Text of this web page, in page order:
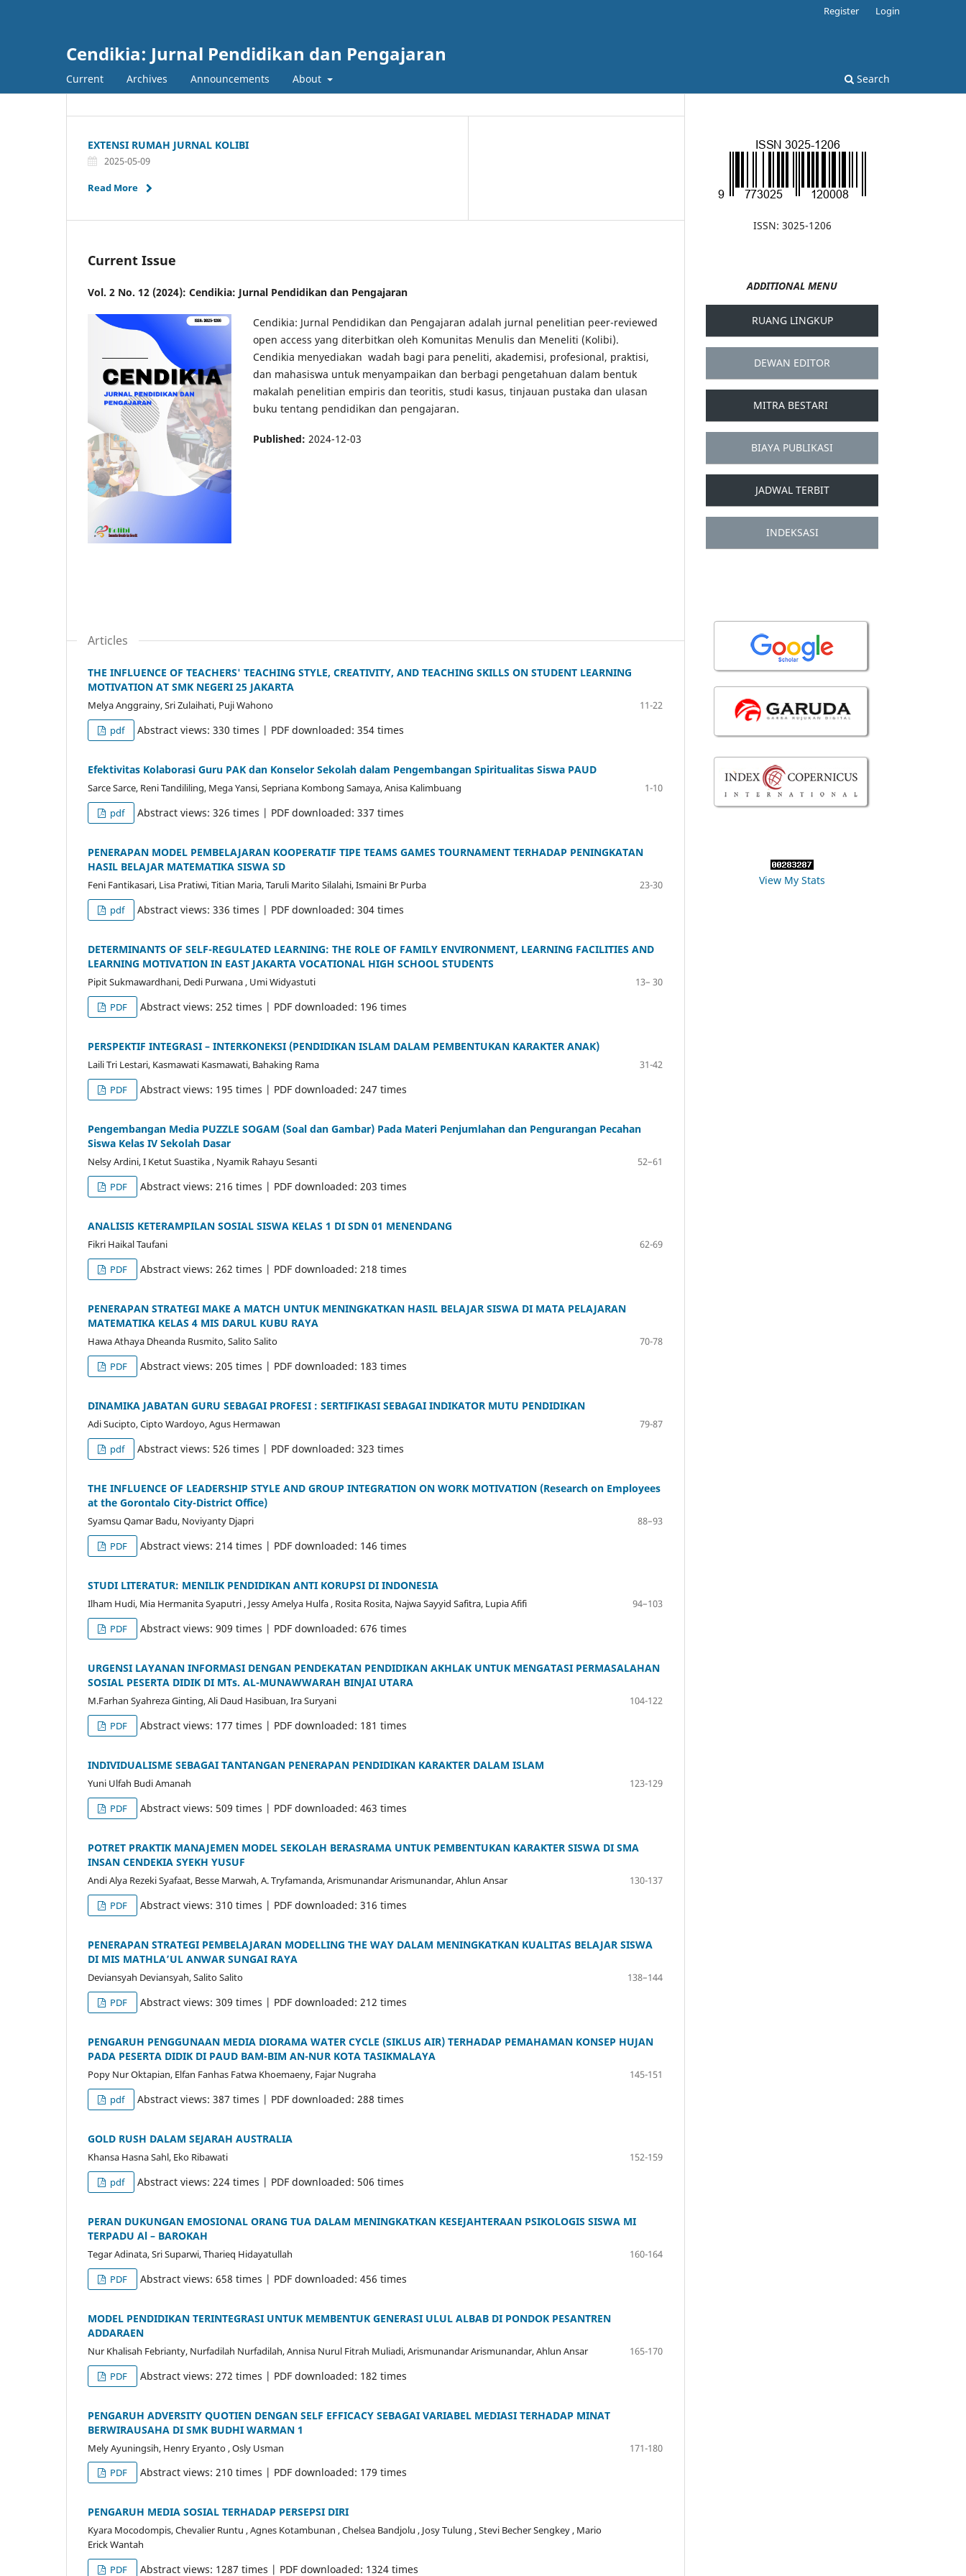
Cendikia: Jurnal Pendidikan dan Pengajaran
Current Archives Announcements About Search
Register Login
EXTENSI RUMAH JURNAL KOLIBI
2025-05-09
Read More
Current Issue
Vol. 2 No. 12 (2024): Cendikia: Jurnal Pendidikan dan Pengajaran
Cendikia: Jurnal Pendidikan dan Pengajaran adalah jurnal penelitian peer-reviewed
open access yang diterbitkan oleh Komunitas Menulis dan Meneliti (Kolibi).
Cendikia menyediakan wadah bagi para peneliti, akademisi, profesional, praktisi,
dan mahasiswa untuk menyampaikan dan berbagi pengetahuan dalam bentuk
makalah penelitian empiris dan teoritis, studi kasus, tinjauan pustaka dan ulasan
buku tentang pendidikan dan pengajaran.
Published: 2024-12-03
Articles
THE INFLUENCE OF TEACHERS' TEACHING STYLE, CREATIVITY, AND TEACHING SKILLS ON STUDENT LEARNING
MOTIVATION AT SMK NEGERI 25 JAKARTA
Melya Anggrainy, Sri Zulaihati, Puji Wahono
11-22
pdf
Abstract views: 330 times | PDF downloaded: 354 times
Efektivitas Kolaborasi Guru PAK dan Konselor Sekolah dalam Pengembangan Spiritualitas Siswa PAUD
Sarce Sarce, Reni Tandililing, Mega Yansi, Sepriana Kombong Samaya, Anisa Kalimbuang
1-10
pdf
Abstract views: 326 times | PDF downloaded: 337 times
PENERAPAN MODEL PEMBELAJARAN KOOPERATIF TIPE TEAMS GAMES TOURNAMENT TERHADAP PENINGKATAN
HASIL BELAJAR MATEMATIKA SISWA SD
Feni Fantikasari, Lisa Pratiwi, Titian Maria, Taruli Marito Silalahi, Ismaini Br Purba
23-30
pdf
Abstract views: 336 times | PDF downloaded: 304 times
DETERMINANTS OF SELF-REGULATED LEARNING: THE ROLE OF FAMILY ENVIRONMENT, LEARNING FACILITIES AND
LEARNING MOTIVATION IN EAST JAKARTA VOCATIONAL HIGH SCHOOL STUDENTS
Pipit Sukmawardhani, Dedi Purwana , Umi Widyastuti
13– 30
PDF
Abstract views: 252 times | PDF downloaded: 196 times
PERSPEKTIF INTEGRASI – INTERKONEKSI (PENDIDIKAN ISLAM DALAM PEMBENTUKAN KARAKTER ANAK)
Laili Tri Lestari, Kasmawati Kasmawati, Bahaking Rama
31-42
PDF
Abstract views: 195 times | PDF downloaded: 247 times
Pengembangan Media PUZZLE SOGAM (Soal dan Gambar) Pada Materi Penjumlahan dan Pengurangan Pecahan
Siswa Kelas IV Sekolah Dasar
Nelsy Ardini, I Ketut Suastika , Nyamik Rahayu Sesanti
52–61
PDF
Abstract views: 216 times | PDF downloaded: 203 times
ANALISIS KETERAMPILAN SOSIAL SISWA KELAS 1 DI SDN 01 MENENDANG
Fikri Haikal Taufani
62-69
PDF
Abstract views: 262 times | PDF downloaded: 218 times
PENERAPAN STRATEGI MAKE A MATCH UNTUK MENINGKATKAN HASIL BELAJAR SISWA DI MATA PELAJARAN
MATEMATIKA KELAS 4 MIS DARUL KUBU RAYA
Hawa Athaya Dheanda Rusmito, Salito Salito
70-78
PDF
Abstract views: 205 times | PDF downloaded: 183 times
DINAMIKA JABATAN GURU SEBAGAI PROFESI : SERTIFIKASI SEBAGAI INDIKATOR MUTU PENDIDIKAN
Adi Sucipto, Cipto Wardoyo, Agus Hermawan
79-87
pdf
Abstract views: 526 times | PDF downloaded: 323 times
THE INFLUENCE OF LEADERSHIP STYLE AND GROUP INTEGRATION ON WORK MOTIVATION (Research on Employees
at the Gorontalo City-District Office)
Syamsu Qamar Badu, Noviyanty Djapri
88–93
PDF
Abstract views: 214 times | PDF downloaded: 146 times
STUDI LITERATUR: MENILIK PENDIDIKAN ANTI KORUPSI DI INDONESIA
Ilham Hudi, Mia Hermanita Syaputri , Jessy Amelya Hulfa , Rosita Rosita, Najwa Sayyid Safitra, Lupia Afifi
94–103
PDF
Abstract views: 909 times | PDF downloaded: 676 times
URGENSI LAYANAN INFORMASI DENGAN PENDEKATAN PENDIDIKAN AKHLAK UNTUK MENGATASI PERMASALAHAN
SOSIAL PESERTA DIDIK DI MTs. AL-MUNAWWARAH BINJAI UTARA
M.Farhan Syahreza Ginting, Ali Daud Hasibuan, Ira Suryani
104-122
PDF
Abstract views: 177 times | PDF downloaded: 181 times
INDIVIDUALISME SEBAGAI TANTANGAN PENERAPAN PENDIDIKAN KARAKTER DALAM ISLAM
Yuni Ulfah Budi Amanah
123-129
PDF
Abstract views: 509 times | PDF downloaded: 463 times
POTRET PRAKTIK MANAJEMEN MODEL SEKOLAH BERASRAMA UNTUK PEMBENTUKAN KARAKTER SISWA DI SMA
INSAN CENDEKIA SYEKH YUSUF
Andi Alya Rezeki Syafaat, Besse Marwah, A. Tryfamanda, Arismunandar Arismunandar, Ahlun Ansar
130-137
PDF
Abstract views: 310 times | PDF downloaded: 316 times
PENERAPAN STRATEGI PEMBELAJARAN MODELLING THE WAY DALAM MENINGKATKAN KUALITAS BELAJAR SISWA
DI MIS MATHLA’UL ANWAR SUNGAI RAYA
Deviansyah Deviansyah, Salito Salito
138–144
PDF
Abstract views: 309 times | PDF downloaded: 212 times
PENGARUH PENGGUNAAN MEDIA DIORAMA WATER CYCLE (SIKLUS AIR) TERHADAP PEMAHAMAN KONSEP HUJAN
PADA PESERTA DIDIK DI PAUD BAM-BIM AN-NUR KOTA TASIKMALAYA
Popy Nur Oktapian, Elfan Fanhas Fatwa Khoemaeny, Fajar Nugraha
145-151
pdf
Abstract views: 387 times | PDF downloaded: 288 times
GOLD RUSH DALAM SEJARAH AUSTRALIA
Khansa Hasna Sahl, Eko Ribawati
152-159
pdf
Abstract views: 224 times | PDF downloaded: 506 times
PERAN DUKUNGAN EMOSIONAL ORANG TUA DALAM MENINGKATKAN KESEJAHTERAAN PSIKOLOGIS SISWA MI
TERPADU Al – BAROKAH
Tegar Adinata, Sri Suparwi, Tharieq Hidayatullah
160-164
PDF
Abstract views: 658 times | PDF downloaded: 456 times
MODEL PENDIDIKAN TERINTEGRASI UNTUK MEMBENTUK GENERASI ULUL ALBAB DI PONDOK PESANTREN
ADDARAEN
Nur Khalisah Febrianty, Nurfadilah Nurfadilah, Annisa Nurul Fitrah Muliadi, Arismunandar Arismunandar, Ahlun Ansar
165-170
PDF
Abstract views: 272 times | PDF downloaded: 182 times
PENGARUH ADVERSITY QUOTIEN DENGAN SELF EFFICACY SEBAGAI VARIABEL MEDIASI TERHADAP MINAT
BERWIRAUSAHA DI SMK BUDHI WARMAN 1
Mely Ayuningsih, Henry Eryanto , Osly Usman
171-180
PDF
Abstract views: 210 times | PDF downloaded: 179 times
PENGARUH MEDIA SOSIAL TERHADAP PERSEPSI DIRI
Kyara Mocodompis, Chevalier Runtu , Agnes Kotambunan , Chelsea Bandjolu , Josy Tulung , Stevi Becher Sengkey , Mario
Erick Wantah
PDF
Abstract views: 1287 times | PDF downloaded: 1324 times
ISSN: 3025-1206
ADDITIONAL MENU
RUANG LINGKUP
DEWAN EDITOR
MITRA BESTARI
BIAYA PUBLIKASI
JADWAL TERBIT
INDEKSASI
View My Stats